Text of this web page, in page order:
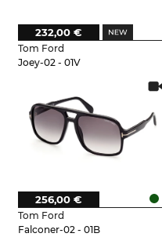
Tom Ford
Joey-02 - 01V
232,00 €
Tom Ford
Falconer-02 - 01B
256,00 €